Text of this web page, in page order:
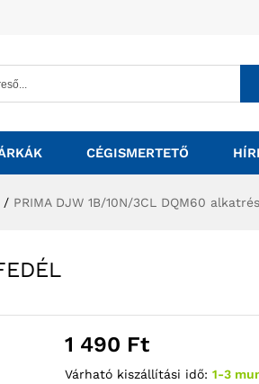
CÉGISMERTETŐ
/ PRIMA DJW 1B/10N/3CL DQM60
1 490 Ft
Várható kiszállítási idő: 1-3